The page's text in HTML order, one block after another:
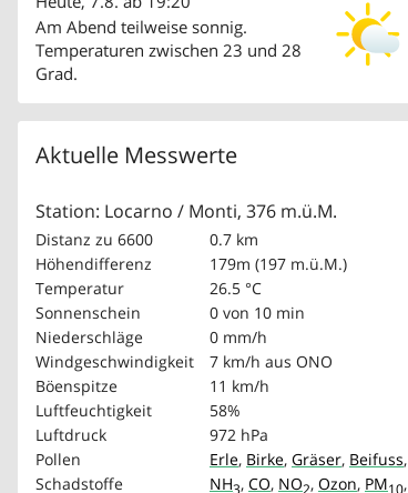
Am Abend teilweise sonnig.
Temperaturen zwischen 23 und 28
Grad.
Aktuelle Messwerte
Station: Locarno / Monti, 376 m.ü.M.
Distanz zu 6600
0.7 km
Höhendifferenz
179m (197 m.ü.M.)
Temperatur
26.5 °C
Sonnenschein
0 von 10 min
Niederschläge
0 mm/h
Windgeschwindigkeit
7 km/h aus ONO
Böenspitze
11 km/h
Luftfeuchtigkeit
58%
Luftdruck
972 hPa
Pollen
Erle, Birke, Gräser, Beifuss,
Schadstoffe
NH3, CO, NO2, Ozon, PM10,